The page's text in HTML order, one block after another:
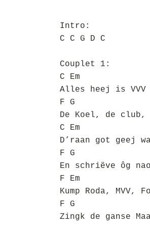
Intro:
C C G D C
Couplet 1:
C Em
Alles heej is VVV
F G
De Koel, de club,
C Em
D’raan got geej
F G
En schriëve ôg
F Em
Kump Roda, MVV,
F G
Zingk de ganse